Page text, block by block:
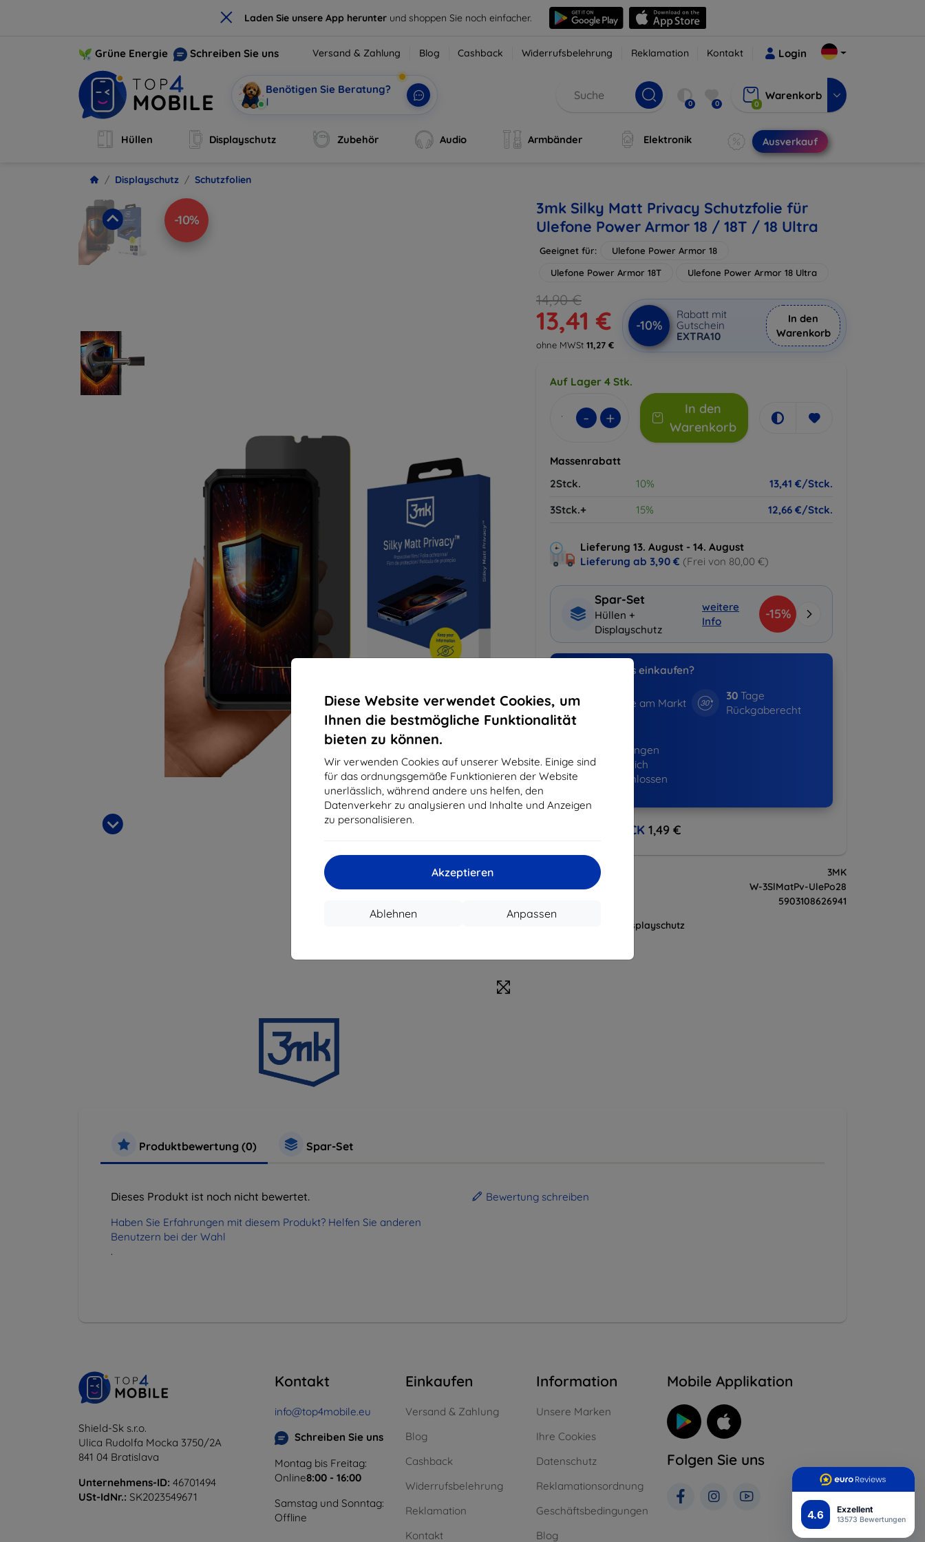
× Laden Sie unsere App herunter und shoppen Sie noch einfacher.
4.6 Exzellent
13573 Bewertungen
Diese Website verwendet Cookies, um
Ihnen die bestmögliche Funktionalität
bieten zu können.
Wir verwenden Cookies auf unserer Website. Einige sind
für das ordnungsgemäße Funktionieren der Website
unerlässlich, während andere uns helfen, den
Datenverkehr zu analysieren und Inhalte und Anzeigen
zu personalisieren.
Akzeptieren
Anpassen
Ablehnen
Grüne Energie Schreiben Sie uns Versand & Zahlung Blog Cashback Widerrufsbelehrung Reklamation Kontakt Login
Benötigen Sie Beratung?
Ich bin 0 0 0
Warenkorb
Hüllen Displayschutz Zubehör Audio Armbänder Elektronik Ausverkauf
Displayschutz Schutzfolien
-10%
3mk Silky Matt Privacy Schutzfolie für
Ulefone Power Armor 18 / 18T / 18 Ultra
Geeignet für:
Ulefone Power Armor 18
Ulefone Power Armor 18T
Ulefone Power Armor 18 Ultra
14,90 €
13,41 €
ohne MWSt 11,27 €
-10%
Rabatt mit
Gutschein
EXTRA10
In den
Warenkorb
Auf Lager 4 Stk.
- +
In den
Warenkorb
Massenrabatt
2Stck.
10%
13,41 €/Stck.
3Stck.+
15% 12,66 €/Stck.
Lieferung 13. August - 14. August
Lieferung ab 3,90 € (Frei von 80,00 €)
Spar-Set
Hüllen +
Displayschutz
weitere
Info
-15%
Warum bei uns einkaufen?
Jahre am Markt
30Tage
Rückgaberecht
Bestellungen
erfolgreich
abgeschlossen
CASHBACK 1,49 €
3MK
Produktnummer
W-3SlMatPv-UlePo28
5903108626941
Displayschutz
Produktbewertung (0) Spar-Set
Dieses Produkt ist noch nicht bewertet.
Haben Sie Erfahrungen mit diesem Produkt? Helfen Sie anderen
Benutzern bei der Wahl
.
Bewertung schreiben
Shield-Sk s.r.o.
Ulica Rudolfa Mocka 3750/2A
841 04 Bratislava
Unternehmens-ID: 46701494
USt-IdNr.: SK2023549671
Kontakt
info@top4mobile.eu
Schreiben Sie uns
Montag bis Freitag:
Online8:00 - 16:00
Samstag und Sonntag:
Offline
Einkaufen
Versand & Zahlung
Blog
Cashback
Widerrufsbelehrung
Reklamation
Kontakt
Information
Unsere Marken
Ihre Cookies
Datenschutz
Reklamationsordnung
Geschäftsbedingungen
Blog
Mobile Applikation
Folgen Sie uns